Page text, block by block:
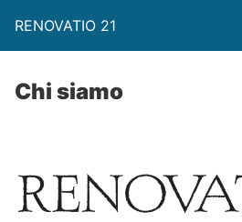
RENOVATIO 21
Chi siamo